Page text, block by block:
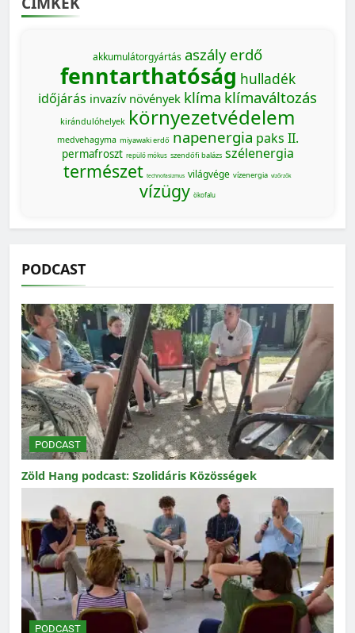
akkumulátorgyártás aszály erdő
fenntarthatóság hulladék
időjárás invazív növények klíma klímaváltozás
kirándulóhelyek környezetvédelem
medvehagyma miyawaki erdő napenergia paks II.
permafroszt repülő mókus szendőfi balázs szélenergia
természet technofasizmus világvége vízenergia vízőrzők
vízügy ökofalu
PODCAST
PODCAST
Zöld Hang podcast: Szolidáris Közösségek
PODCAST